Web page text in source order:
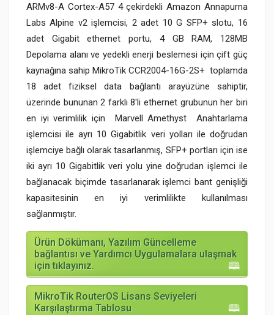
ARMv8-A Cortex-A57 4 çekirdekli Amazon Annapurna
Labs Alpine v2 işlemcisi, 2 adet 10 G SFP+ slotu, 16
adet Gigabit ethernet portu, 4 GB RAM, 128MB
Depolama alanı ve yedekli enerji beslemesi için çift güç
kaynağına sahip MikroTik CCR2004-16G-2S+ toplamda
18 adet fiziksel data bağlantı arayüzüne sahiptir,
üzerinde bununan 2 farklı 8'li ethernet grubunun her biri
en iyi verimlilik için Marvell Amethyst Anahtarlama
işlemcisi ile ayrı 10 Gigabitlik veri yolları ile doğrudan
işlemciye bağlı olarak tasarlanmış, SFP+ portları için ise
iki ayrı 10 Gigabitlik veri yolu yine doğrudan işlemci ile
bağlanacak biçimde tasarlanarak işlemci bant genişliği
kapasitesinin en iyi verimlilikte kullanılması
sağlanmıştır.
Ürün Dökümanı, Yazılım Güncelleme
bağlantısı ve Yardımcı Uygulamalara ulaşmak
için tıklayınız.
MikroTik RouterOS Lisans Seviyeleri
Karşılaştırma Tablosu